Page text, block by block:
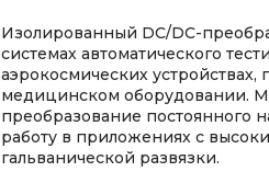
Изолированный DC/DC-
системах автоматического
аэрокосмических
медицинском оборудовании.
преобразование постоянного
работу в приложениях с
гальванической развязки.